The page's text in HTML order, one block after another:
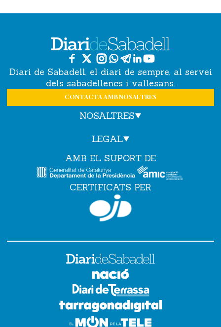
Diari de Sabadell, el diari de sempre, al servei
dels sabadellencs i vallesans.
CONTACTA AMB NOSALTRES
NOSALTRES
LEGAL
AMB EL SUPORT DE
CERTIFICATS PER